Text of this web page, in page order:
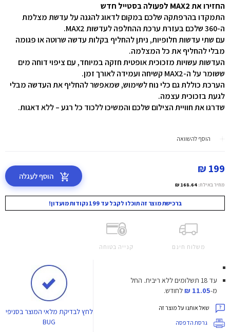
החזירו את MAX2 לפעולה בסטייל חדש
התמקדו בהרפתקה שלכם במקום לדאוג להגנה על עדשת מצלמת
ה-360 שלכם בעזרת ערכת ההחלפה לעדשות MAX2.
עם שתי עדשות חלופיות, ניתן להחליף בקלות עדשה שרוטה או פגומה
מבלי להחליף את כל המצלמה.
העדשות עשויות מזכוכית אופטית חזקה במיוחד, עם ציפוי דוחה מים
ששומר על ה-MAX2 קשיחה ועמידה לאורך זמן.
הערכת כוללת גם כלי נוח לשימוש, שמאפשר להחליף את העדשה מבלי
לגעת בזכוכית עצמה.
שדרגו את חוויית הצילום שלכם והמשיכו ללכוד כל רגע – ללא דאגות.
הוסף להשוואה
199 ₪
מחיר באילת: 168.64 ₪
הוסף לעגלה
ברכישת מוצר זה תוכלו לקבל עד 199 נקודות מועדון!
משלוח חינם קנייה בטוחה
עד 18 תשלומים ללא ריבית.
החל
מ-11.05 ₪ לחודש.
שאל אותנו על מוצר זה
גרסת הדפסה
לחץלבדיקת מלאי המוצר בסניפי
BUG